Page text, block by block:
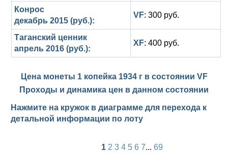
Конрос
декабрь 2015 (руб.):
VF: 300 руб.
Таганский ценник
апрель 2016 (руб.):
XF: 400 руб.
Цена монеты 1 копейка 1934 г в состоянии VF
Проходы и динамика цен в данном состоянии
Нажмите на кружок в диаграмме для перехода к
детальной информации по лоту
1 2 3 4 5 6 7... 69